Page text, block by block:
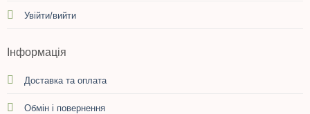
Увійти/вийти
Інформація
Доставка та оплата
Обмін і повернення